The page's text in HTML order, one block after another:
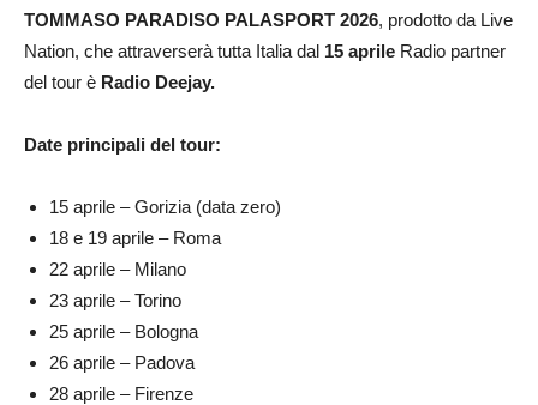
TOMMASO PARADISO PALASPORT 2026, prodotto da Live
Nation, che attraverserà tutta Italia dal 15 aprile Radio partner
del tour è Radio Deejay.
Date principali del tour:
15 aprile – Gorizia (data zero)
18 e 19 aprile – Roma
22 aprile – Milano
23 aprile – Torino
25 aprile – Bologna
26 aprile – Padova
28 aprile – Firenze